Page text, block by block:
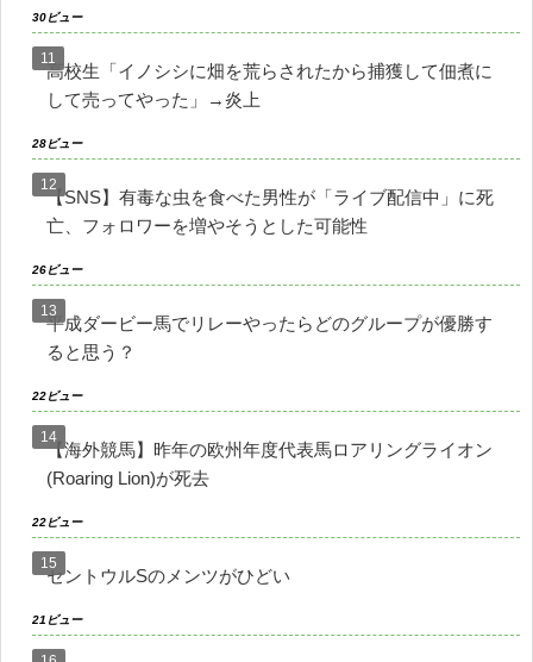
30ビュー
高校生「イノシシに畑を荒らされたから捕獲して佃煮に
して売ってやった」→炎上
28ビュー
【SNS】有毒な虫を食べた男性が「ライブ配信中」に死
亡、フォロワーを増やそうとした可能性
26ビュー
平成ダービー馬でリレーやったらどのグループが優勝す
ると思う？
22ビュー
【海外競馬】昨年の欧州年度代表馬ロアリングライオン
(Roaring Lion)が死去
22ビュー
セントウルSのメンツがひどい
21ビュー